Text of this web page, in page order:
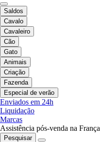
Saldos
Cavalo
Cavaleiro
Cão
Gato
Animais
Criação
Fazenda
Especial de verão
Enviados em 24h
Liquidação
Marcas
Assistência pós-venda na França
Pesquisar